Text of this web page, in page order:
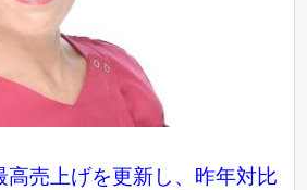
高売上げを更新し、昨年対比